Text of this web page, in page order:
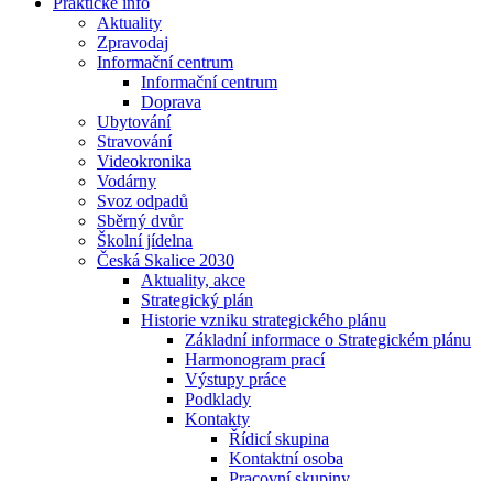
Aktuality
Zpravodaj
Informační centrum
Informační centrum
Doprava
Ubytování
Stravování
Videokronika
Vodárny
Svoz odpadů
Sběrný dvůr
Školní jídelna
Česká Skalice 2030
Aktuality, akce
Strategický plán
Historie vzniku strategického plánu
Základní informace o Strategickém plánu
Harmonogram prací
Výstupy práce
Podklady
Kontakty
Řídicí skupina
Kontaktní osoba